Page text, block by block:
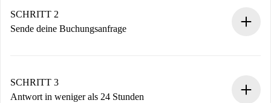
Du erhältst alle notwendigen Informationen im Voraus.
SCHRITT 2
Sende deine Buchungsanfrage
Denk daran, dass wir dich erst belasten, wenn der
Vermieter zustimmt.
SCHRITT 3
Antwort in weniger als 24 Stunden